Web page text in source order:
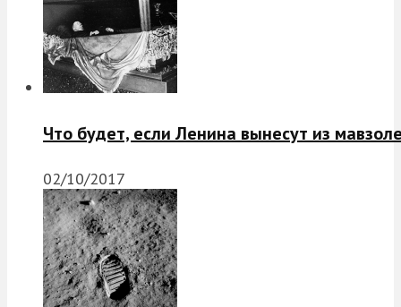
Что будет, если Ленина вынесут из
02/10/2017